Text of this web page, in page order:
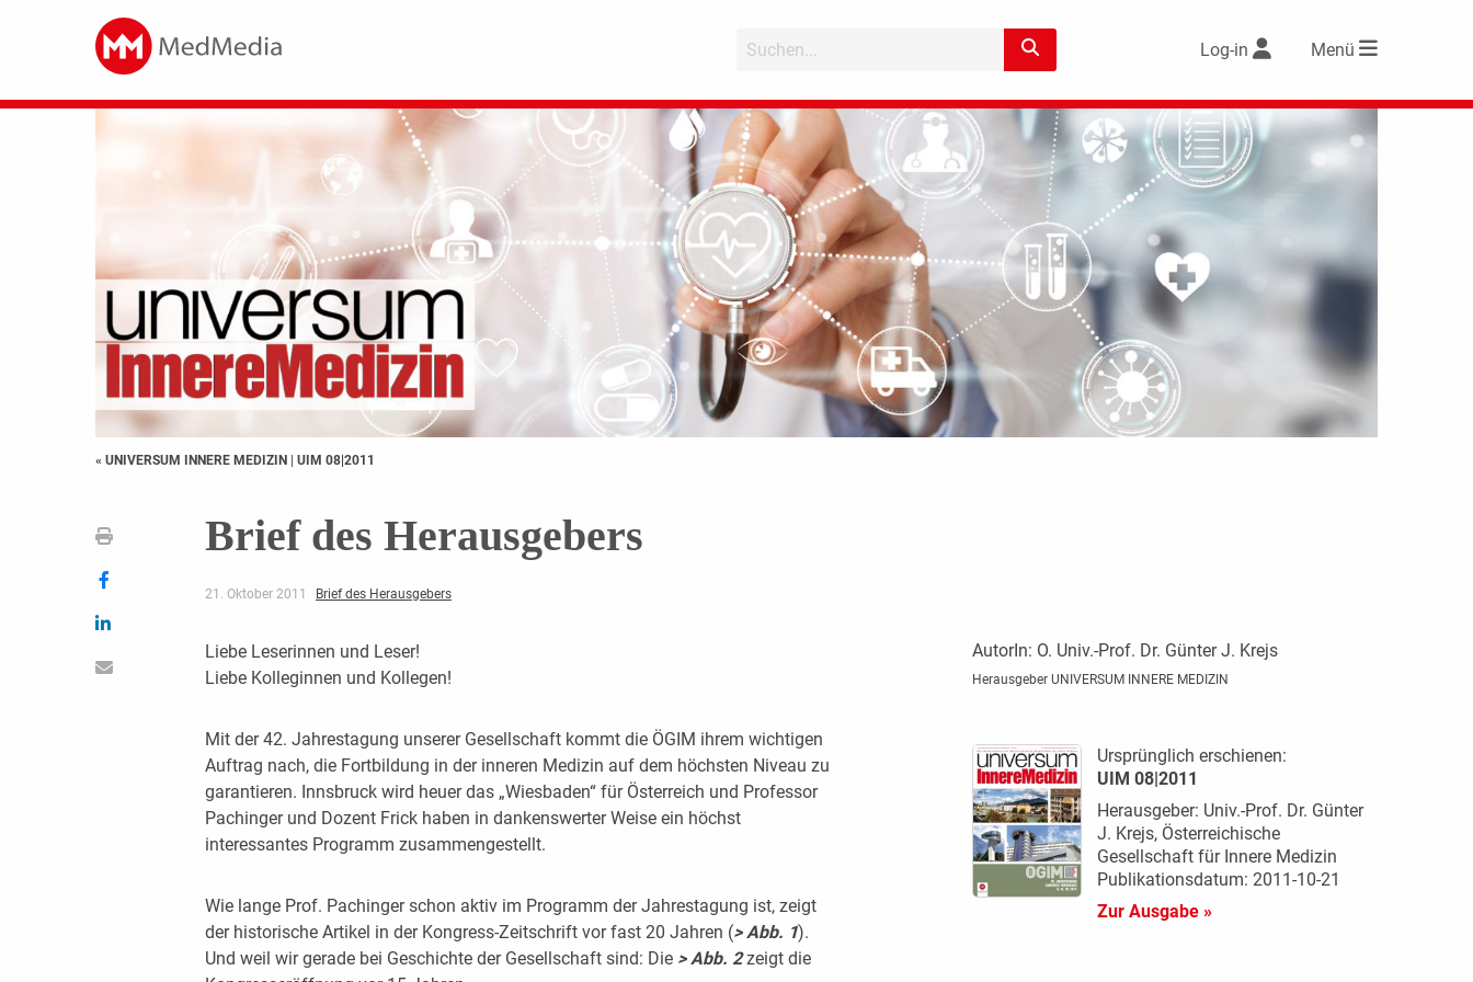
Log-in Menü
« UNIVERSUM INNERE MEDIZIN | UIM 08|2011
Brief des Herausgebers
21. Oktober 2011 Brief des Herausgebers
Liebe Leserinnen und Leser!
Liebe Kolleginnen und Kollegen!
Mit der 42. Jahrestagung unserer Gesellschaft kommt die ÖGIM ihrem wichtigen
Auftrag nach, die Fortbildung in der inneren Medizin auf dem höchsten Niveau zu
garantieren. Innsbruck wird heuer das „Wiesbaden“ für Österreich und Professor
Pachinger und Dozent Frick haben in dankenswerter Weise ein höchst
interessantes Programm zusammengestellt.
Wie lange Prof. Pachinger schon aktiv im Programm der Jahrestagung ist, zeigt
der historische Artikel in der Kongress-Zeitschrift vor fast 20 Jahren (> Abb. 1).
Und weil wir gerade bei Geschichte der Gesellschaft sind: Die > Abb. 2zeigt die
AutorIn: O. Univ.-Prof. Dr. Günter J. Krejs
Herausgeber UNIVERSUM INNERE MEDIZIN
Ursprünglich erschienen:
UIM 08|2011
Herausgeber: Univ.-Prof. Dr. Günter
J. Krejs, Österreichische
Gesellschaft für Innere Medizin
Publikationsdatum: 2011-10-21
Zur Ausgabe »